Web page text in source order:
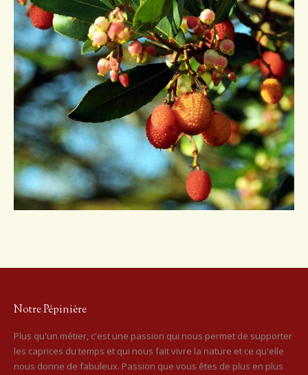
Notre Pépinière
Plus qu'un métier, c'est une passion qui nous permet de supporter
les caprices du temps et qui nous fait vivre la nature et ce qu'elle
nous donne de fabuleux. Passion que vous êtes de plus en plus